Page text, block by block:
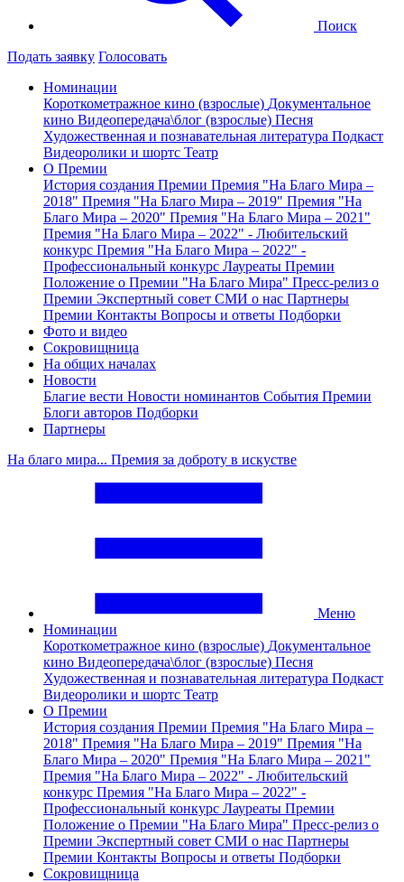
Поиск
Подать заявку Голосовать
Номинации
Короткометражное кино (взрослые) Документальное
кино Видеопередача\блог (взрослые) Песня
Художественная и познавательная литература Подкаст
Видеоролики и шортс Театр
О Премии
История создания Премии Премия "На Благо Мира –
2018" Премия "На Благо Мира – 2019" Премия "На
Благо Мира – 2020" Премия "На Благо Мира – 2021"
Премия "На Благо Мира – 2022" - Любительский
конкурс Премия "На Благо Мира – 2022" -
Профессиональный конкурс Лауреаты Премии
Положение о Премии "На Благо Мира" Пресс-релиз о
Премии Экспертный совет СМИ о нас Партнеры
Премии Контакты Вопросы и ответы Подборки
Фото и видео
Сокровищница
На общих началах
Новости
Благие вести Новости номинантов События Премии
Блоги авторов Подборки
Партнеры
На благо мира... Премия за доброту в искустве
Меню
Номинации
Короткометражное кино (взрослые) Документальное
кино Видеопередача\блог (взрослые) Песня
Художественная и познавательная литература Подкаст
Видеоролики и шортс Театр
О Премии
История создания Премии Премия "На Благо Мира –
2018" Премия "На Благо Мира – 2019" Премия "На
Благо Мира – 2020" Премия "На Благо Мира – 2021"
Премия "На Благо Мира – 2022" - Любительский
конкурс Премия "На Благо Мира – 2022" -
Профессиональный конкурс Лауреаты Премии
Положение о Премии "На Благо Мира" Пресс-релиз о
Премии Экспертный совет СМИ о нас Партнеры
Премии Контакты Вопросы и ответы Подборки
Сокровищница